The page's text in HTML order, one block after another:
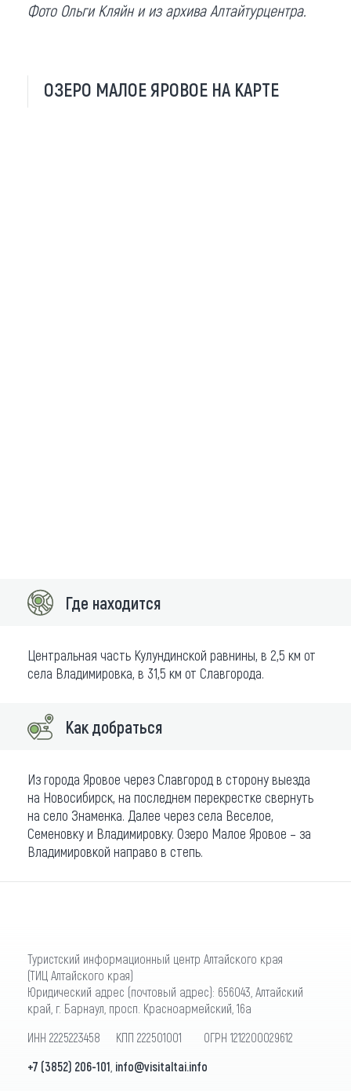
Фото Ольги Кляйн и из архива Алтайтурцентра.
ОЗЕРО МАЛОЕ ЯРОВОЕ НА КАРТЕ
Где находится
Центральная часть Кулундинской равнины, в 2,5 км от
села Владимировка, в 31,5 км от Славгорода.
Как добраться
Из города Яровое через Славгород в сторону выезда
на Новосибирск, на последнем перекрестке свернуть
на село Знаменка. Далее через села Веселое,
Семеновку и Владимировку. Озеро Малое Яровое – за
Владимировкой направо в степь.
Туристский информационный центр Алтайского края
(ТИЦ Алтайского края)
Юридический адрес (почтовый адрес): 656043, Алтайский
край, г. Барнаул, просп. Красноармейский, 16а
ИНН 2225223458 КПП 222501001 ОГРН 1212200029612
+7 (3852) 206-101 info@visitaltai.info